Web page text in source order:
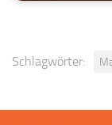
Schlagwörter: